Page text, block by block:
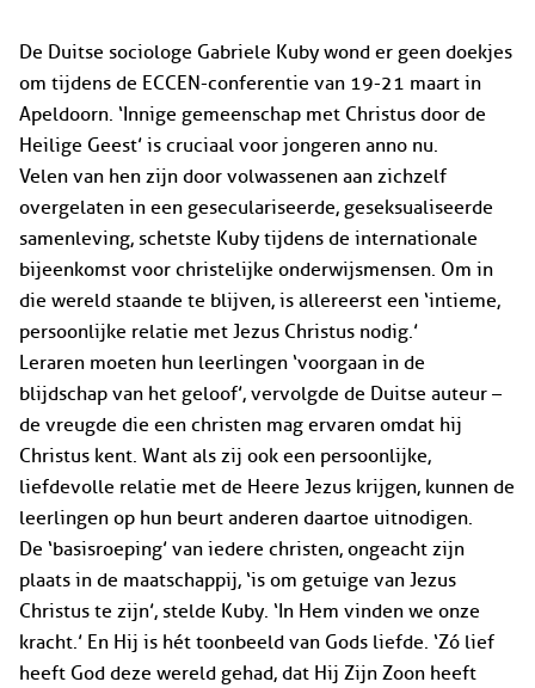
De Duitse sociologe Gabriele Kuby wond er geen doekjes
om tijdens de ECCEN-conferentie van 19-21 maart in
Apeldoorn. ‘Innige gemeenschap met Christus door de
Heilige Geest’ is cruciaal voor jongeren anno nu.
Velen van hen zijn door volwassenen aan zichzelf
overgelaten in een geseculariseerde, geseksualiseerde
samenleving, schetste Kuby tijdens de internationale
bijeenkomst voor christelijke onderwijsmensen. Om in
die wereld staande te blijven, is allereerst een ‘intieme,
persoonlijke relatie met Jezus Christus nodig.’
Leraren moeten hun leerlingen ‘voorgaan in de
blijdschap van het geloof’, vervolgde de Duitse auteur –
de vreugde die een christen mag ervaren omdat hij
Christus kent. Want als zij ook een persoonlijke,
liefdevolle relatie met de Heere Jezus krijgen, kunnen de
leerlingen op hun beurt anderen daartoe uitnodigen.
De ‘basisroeping’ van iedere christen, ongeacht zijn
plaats in de maatschappij, ‘is om getuige van Jezus
Christus te zijn’, stelde Kuby. ‘In Hem vinden we onze
kracht.’ En Hij is hét toonbeeld van Gods liefde. ‘Zó lief
heeft God deze wereld gehad, dat Hij Zijn Zoon heeft